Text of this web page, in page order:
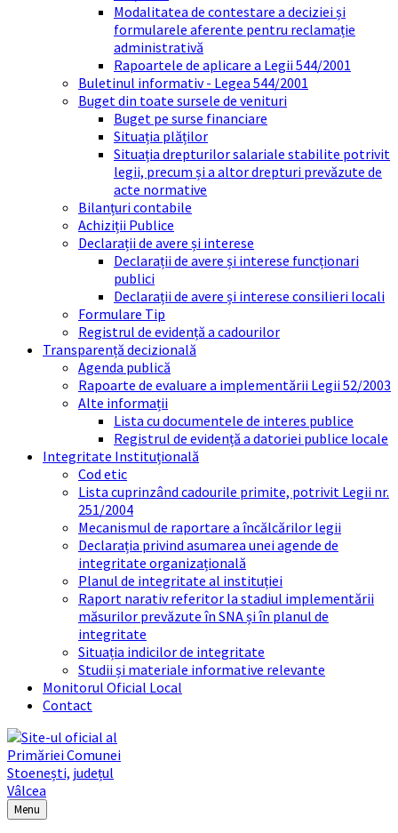
Modalitatea de contestare a deciziei și
formularele aferente pentru reclamație
administrativă
Rapoartele de aplicare a Legii 544/2001
Buletinul informativ - Legea 544/2001
Buget din toate sursele de venituri
Buget pe surse financiare
Situația plăților
Situația drepturilor salariale stabilite potrivit
legii, precum și a altor drepturi prevăzute de
acte normative
Bilanțuri contabile
Achiziții Publice
Declarații de avere și interese
Declarații de avere și interese funcționari
publici
Declarații de avere și interese consilieri locali
Formulare Tip
Registrul de evidență a cadourilor
Transparență decizională
Agenda publică
Rapoarte de evaluare a implementării Legii 52/2003
Alte informații
Lista cu documentele de interes publice
Registrul de evidență a datoriei publice locale
Integritate Instituțională
Cod etic
Lista cuprinzând cadourile primite, potrivit Legii nr.
251/2004
Mecanismul de raportare a încălcărilor legii
Declarația privind asumarea unei agende de
integritate organizațională
Planul de integritate al instituției
Raport narativ referitor la stadiul implementării
măsurilor prevăzute în SNA și în planul de
integritate
Situația indicilor de integritate
Studii și materiale informative relevante
Monitorul Oficial Local
Contact
Menu